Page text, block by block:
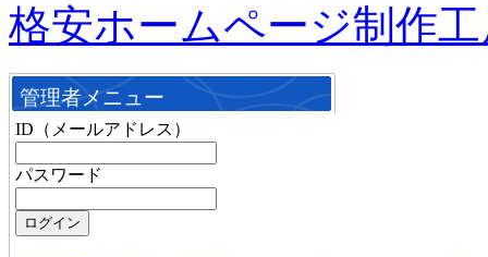
格安ホームページ制作
管理者メニュー
ID（メールアドレス）
パスワード